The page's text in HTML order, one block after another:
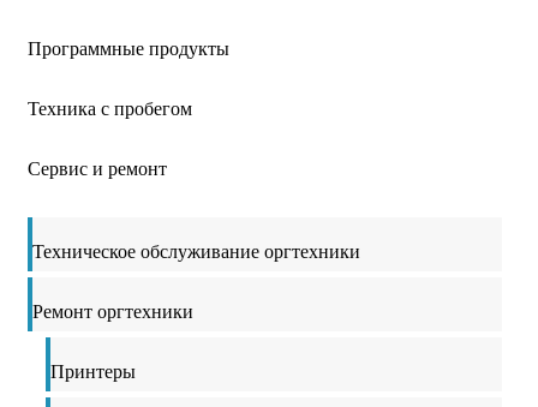
Программные продукты
Техника с пробегом
Сервис и ремонт
Техническое обслуживание оргтехники
Ремонт оргтехники
Принтеры